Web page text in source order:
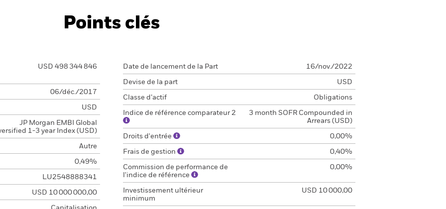
Points clés
USD 498 344 846
06/déc./2017
USD
JP Morgan EMBI Global
1-3 year Index (USD)
Autre
0,49%
LU2548888341
USD 10 000 000,00
Date de lancement de la Part 16/nov./2022
Devise de la part USD
Classe d’actif Obligations
Indice de référence comparateur 2
3 month SOFR Compounded in
Arrears (USD)
Droits d'entrée 0,00%
Frais de gestion 0,40%
Commission de performance de
l'indice de référence
0,00%
Investissement ultérieur
minimum
USD 10 000,00